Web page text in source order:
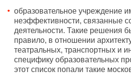
образовательное учреждение
неэффективности, связанные
деятельности. Такие решения
правило, в отношении
театральных, транспортных и
специфику образовательных
этот список попали такие